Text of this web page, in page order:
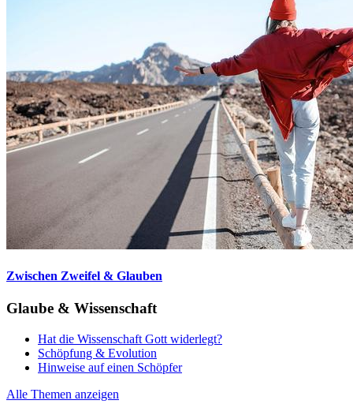
Zwischen Zweifel & Glauben
Glaube & Wissenschaft
Hat die Wissenschaft Gott widerlegt?
Schöpfung & Evolution
Hinweise auf einen Schöpfer
Alle Themen anzeigen